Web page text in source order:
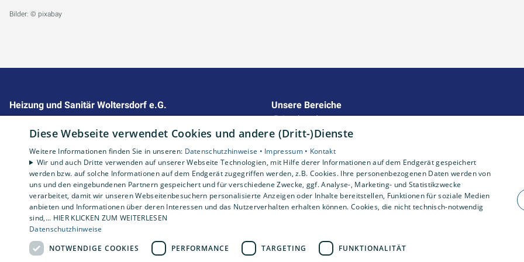
Bilder: © pixabay
Heizung und Sanitär Woltersdorf e.G.
Impressum
Datenschutzerklärung
AGB
Unsere Bereiche
Privatkunden
Gewerbekunden
Unternehmen
Kontakt
Diese Webseite verwendet Cookies und andere (Dritt-)Dienste
Weitere Informationen finden Sie in unseren: Datenschutzhinweise • Impressum • Kontakt
Wir und auch Dritte verwenden auf unserer Webseite Technologien, mit Hilfe derer Informationen auf dem Endgerät gespeichert
werden bzw. auf solche Informationen auf dem Endgerät zugegriffen werden, z.B. Cookies. Ihre personenbezogenen Daten werden von
uns und den eingebundenen Partnern gespeichert und für verschiedene Zwecke, ggf. Analyse-, Marketing- und Statistikzwecke
verarbeitet, damit wir unseren Webseitenbesuchern personalisierte Anzeigen oder Inhalte bereitstellen, Funktionen für soziale Medien
anbieten und Informationen über deren Interessen und das Nutzerverhalten erhalten können. Cookies, die nicht technisch-notwendig
sind,... HIER KLICKEN ZUM WEITERLESEN
Datenschutzhinweise
NOTWENDIGE COOKIES
PERFORMANCE TARGETING FUNKTIONALITÄT